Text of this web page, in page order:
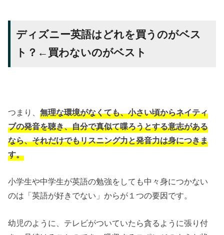
ディズニー英語はどれを買うのがベス
ト？←買わないのがベスト
つまり、無理な環境がなくても、小さい頃からネイティ
ブの発音を聴き、自分で真似て喋ろうとする意志がある
なら、それだけでもリスニング力と発音力は身につきま
す。
小学生や中学生が英語の勉強をしても中々身につかない
のは「英語が好きでない」からが１つの要因です。
幼児のように、テレビがついていたら貪るように張り付